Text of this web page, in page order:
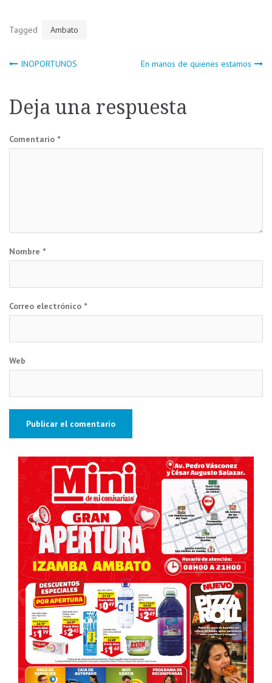
Tagged Ambato
Navegación
de
entradas
INOPORTUNOS En manos de quienes estamos
Deja una respuesta
Comentario *
Nombre *
Correo electrónico *
Web